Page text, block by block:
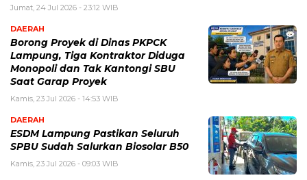
Jumat, 24 Jul 2026 - 23:12 WIB
DAERAH
Borong Proyek di Dinas PKPCK
Lampung, Tiga Kontraktor Diduga
Monopoli dan Tak Kantongi SBU
Saat Garap Proyek
Kamis, 23 Jul 2026 - 14:53 WIB
DAERAH
ESDM Lampung Pastikan Seluruh
SPBU Sudah Salurkan Biosolar B50
Kamis, 23 Jul 2026 - 09:03 WIB